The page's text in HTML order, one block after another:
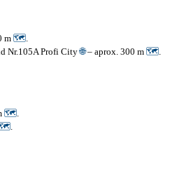
m 🗺
Nr.105A Profi City🌐– aprox. 300 m 🗺
🗺.
.